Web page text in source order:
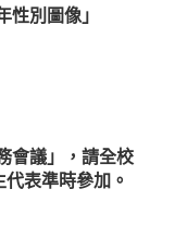
別圖像」
會議」，請全校
表準時參加。